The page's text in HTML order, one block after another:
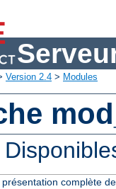
Version 2.4 > Modules
complète